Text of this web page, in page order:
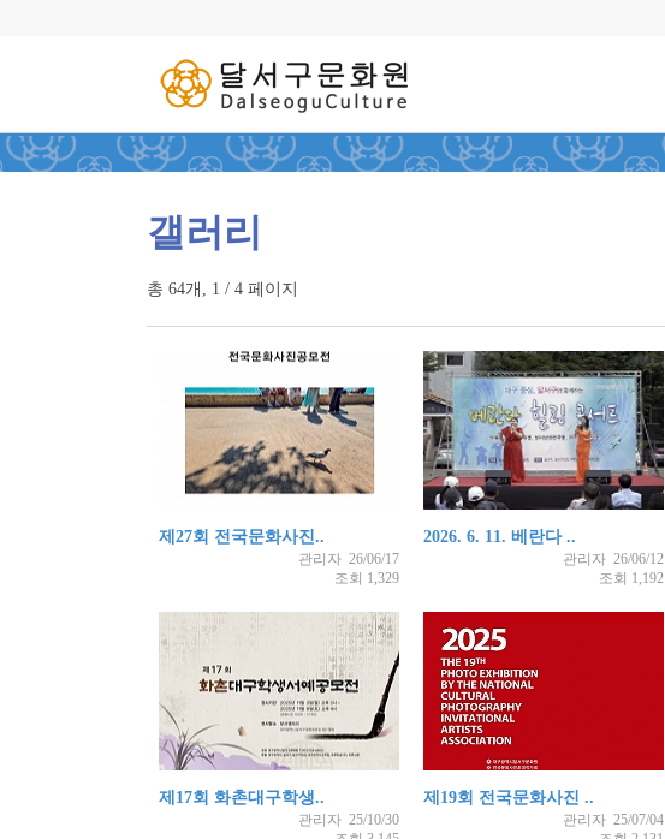
갤러리
총 64개, 1 / 4 페이지
제27회 전국문화사진..
관리자 26/06/17
조회 1,329
2026. 6. 11. 베란다 ..
관리자 26/06/12
조회 1,192
제17회 화촌대구학생..
관리자 25/10/30
제19회 전국문화사진 ..
관리자 25/07/04